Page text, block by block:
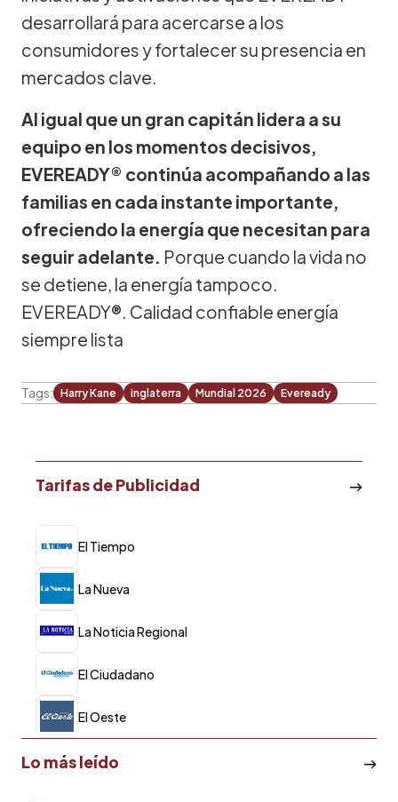
desarrollará para acercarse a los
consumidores y fortalecer su presencia en
mercados clave.
Al igual que un gran capitán lidera a su
equipo en los momentos decisivos,
EVEREADY® continúa acompañando a las
familias en cada instante importante,
ofreciendo la energía que necesitan para
seguir adelante. Porque cuando la vida no
se detiene, la energía tampoco.
EVEREADY®. Calidad confiable energía
siempre lista
Tags: Harry Kane inglaterra Mundial 2026 Eveready
Tarifas de Publicidad
El Tiempo
La Nueva
La Noticia Regional
El Ciudadano
El Oeste
Lo más leído